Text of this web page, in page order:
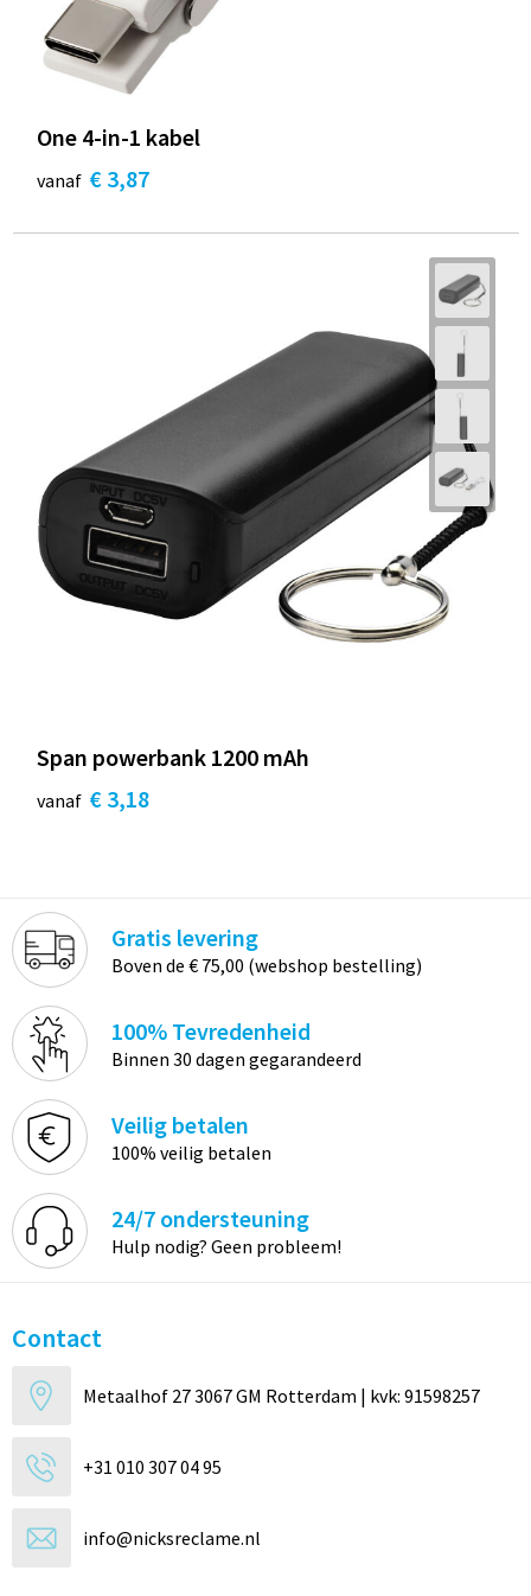
One 4-in-1 kabel
vanaf € 3,87
Span powerbank 1200 mAh
vanaf € 3,18
Gratis levering
Boven de € 75,00 (webshop bestelling)
100% Tevredenheid
Binnen 30 dagen gegarandeerd
Veilig betalen
100% veilig betalen
24/7 ondersteuning
Hulp nodig? Geen probleem!
Contact
Metaalhof 27 3067 GM Rotterdam | kvk: 91598257
+31 010 307 04 95
info@nicksreclame.nl